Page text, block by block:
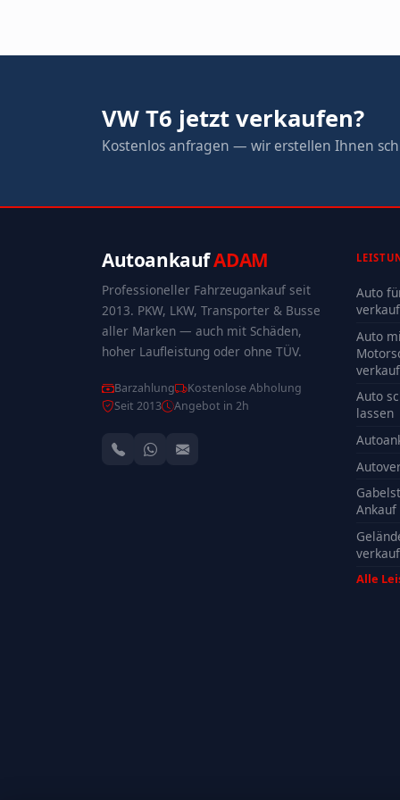
VW T6 jetzt verkaufen?
Kostenlos anfragen — wir erstellen Ihnen
AutoankaufADAM
Professioneller Fahrzeugankauf seit
2013. PKW, LKW, Transporter & Busse
aller Marken — auch mit Schäden,
hoher Laufleistung oder ohne TÜV.
Barzahlung
Kostenlose Abholung
Seit 2013
Angebot in 2h
Auto
Auto
Auto
lassen
Ankauf
Alle